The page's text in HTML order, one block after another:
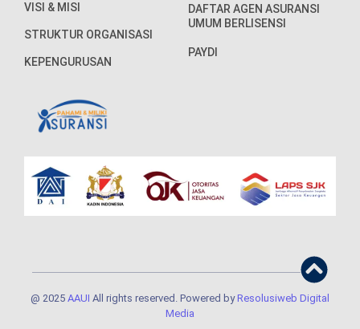
VISI & MISI
STRUKTUR ORGANISASI
KEPENGURUSAN
DAFTAR AGEN ASURANSI
UMUM BERLISENSI
PAYDI
@ 2025 AAUI All rights reserved. Powered byResolusiweb Digital
Media